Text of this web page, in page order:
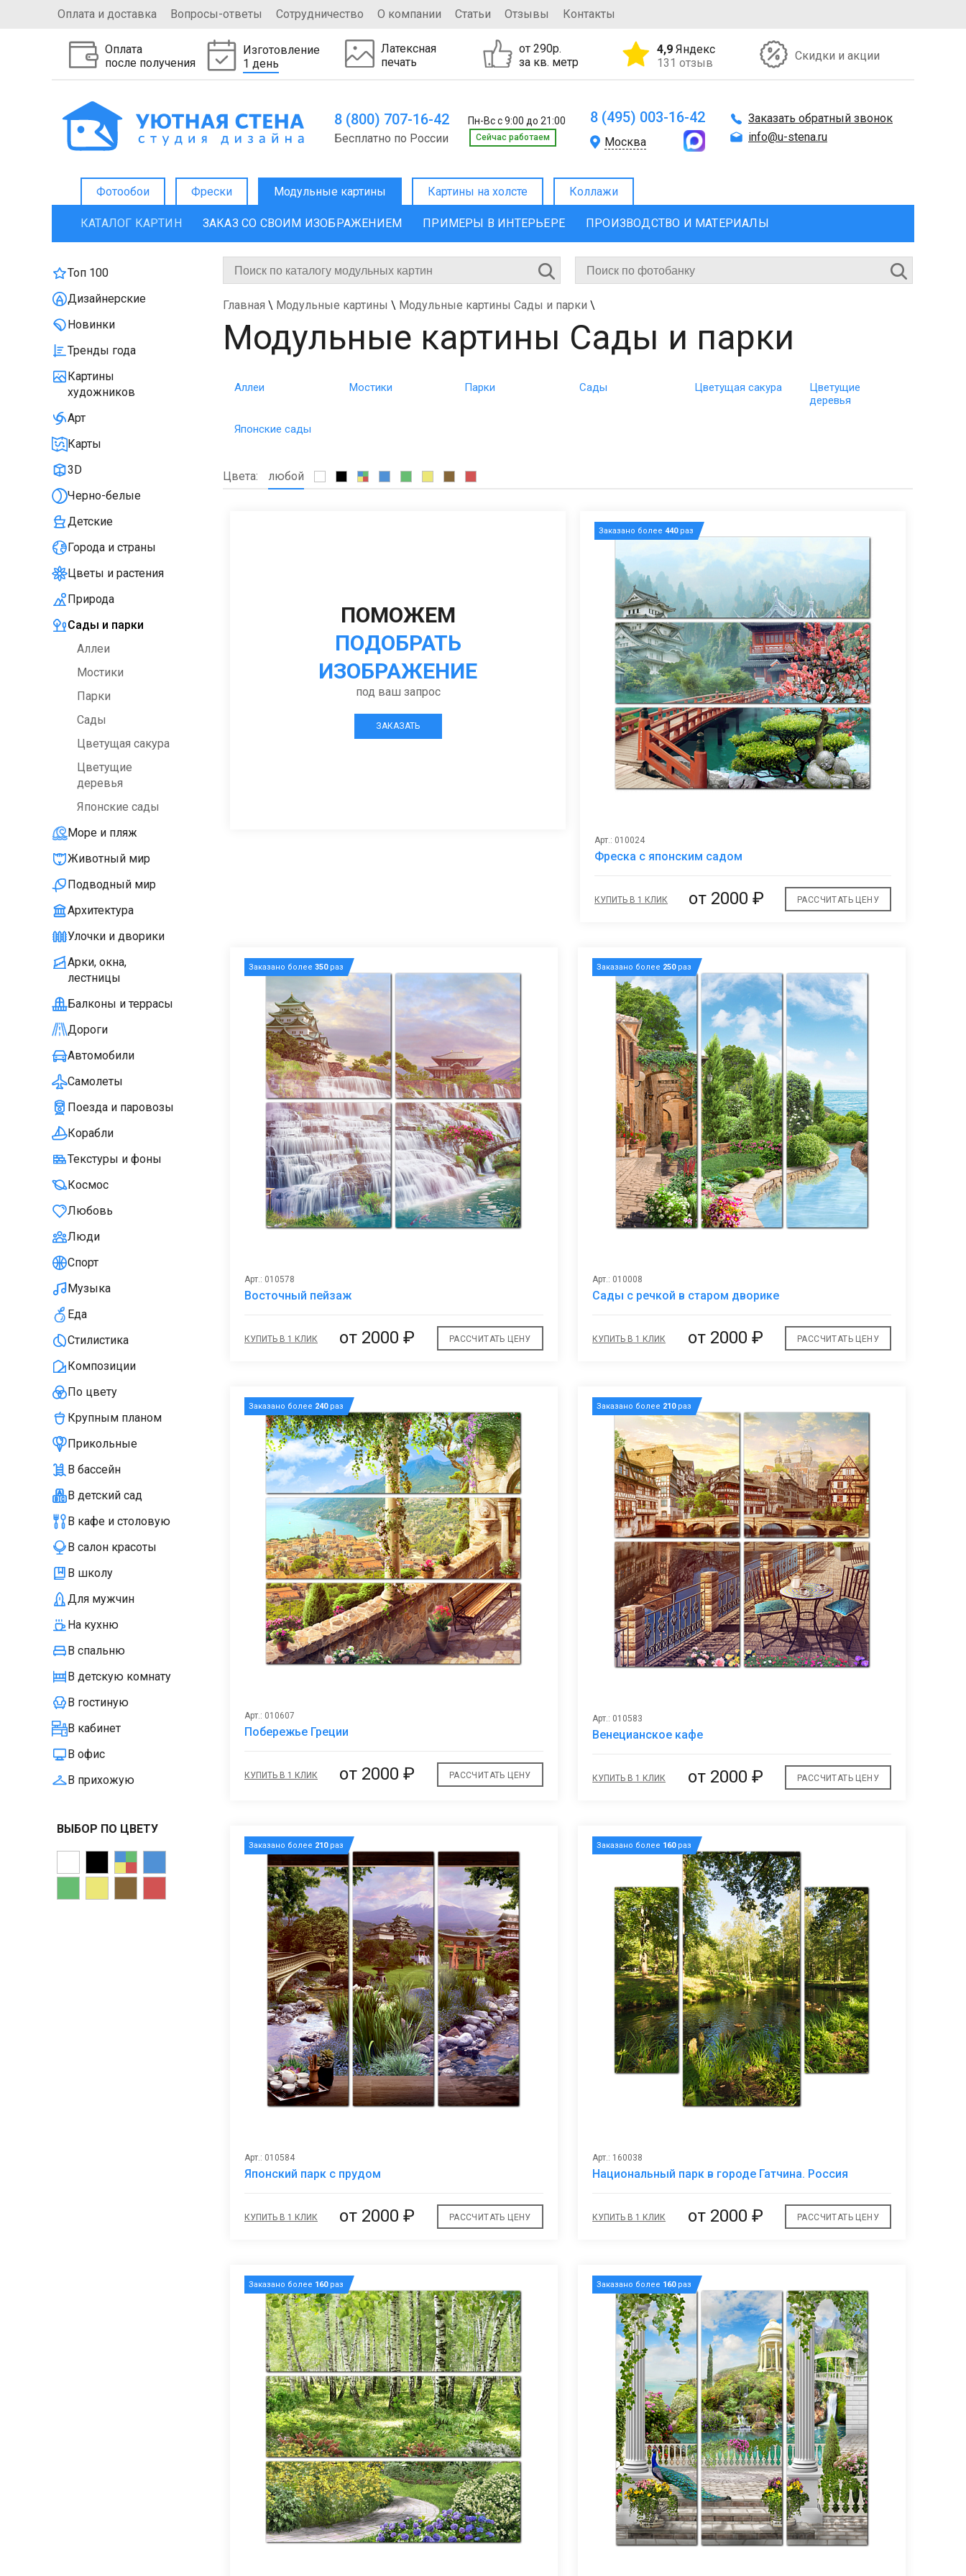
Оплата и доставка Вопросы-ответы Сотрудничество О компании Статьи Отзывы Контакты
Оплата
после получения
Изготовление
1 день
Латексная
печать
от 290р.
за кв. метр
4,9 Яндекс
131 отзыв
Скидки и акции
8 (800) 707-16-42 Пн-Вс с 9:00 до 21:00
Бесплатно по России Cейчас работаем
8 (495) 003-16-42
Москва
Заказать обратный звонок
info@u-stena.ru
Фотообои Фрески Модульные картины Картины на холсте Коллажи
КАТАЛОГ КАРТИН ЗАКАЗ СО СВОИМ ИЗОБРАЖЕНИЕМ ПРИМЕРЫ В ИНТЕРЬЕРЕ ПРОИЗВОДСТВО И МАТЕРИАЛЫ
Топ 100
Дизайнерские
Новинки
Тренды года
Картины
художников
Арт
Карты
3D
Черно-белые
Детские
Города и страны
Цветы и растения
Природа
Сады и парки
Аллеи
Мостики
Парки
Сады
Цветущая сакура
Цветущие
деревья
Японские сады
Море и пляж
Животный мир
Подводный мир
Архитектура
Улочки и дворики
Арки, окна,
лестницы
Балконы и террасы
Дороги
Автомобили
Самолеты
Поезда и паровозы
Корабли
Текстуры и фоны
Космос
Любовь
Люди
Спорт
Музыка
Еда
Стилистика
Композиции
По цвету
Крупным планом
Прикольные
В бассейн
В детский сад
В кафе и столовую
В салон красоты
В школу
Для мужчин
На кухню
В спальню
В детскую комнату
В гостиную
В кабинет
В офис
В прихожую
ВЫБОР ПО ЦВЕТУ
Главная \ Модульные картины \ Модульные картины Сады и парки \
Модульные картины Сады и парки
Аллеи Мостики Парки Сады Цветущая сакура
Цветущие
деревья
Японские сады
Цвета: любой
ПОМОЖЕМ
ПОДОБРАТЬ
ИЗОБРАЖЕНИЕ
под ваш запрос
ЗАКАЗАТЬ
Заказано более440раз
Арт.: 010024
Фреска с японским садом
КУПИТЬ В 1 КЛИК от 2000 ₽ РАССЧИТАТЬ ЦЕНУ
Заказано более 350раз
Арт.: 010578
Восточный пейзаж
избранное
КУПИТЬ В 1 КЛИК от 2000 ₽ РАССЧИТАТЬ ЦЕНУ
Заказано более 250раз
Арт.: 010008
Сады с речкой в старом дворике
КУПИТЬ В 1 КЛИК от 2000 ₽ РАССЧИТАТЬ ЦЕНУ
Заказано более 240раз
Арт.: 010607
Побережье Греции
избранное
КУПИТЬ В 1 КЛИК от 2000 ₽ РАССЧИТАТЬ ЦЕНУ
Заказано более 210раз
Арт.: 010583
Венецианское кафе
КУПИТЬ В 1 КЛИК от 2000 ₽ РАССЧИТАТЬ ЦЕНУ
Заказано более 210раз
Арт.: 010584
Японский парк с прудом
избранное
КУПИТЬ В 1 КЛИК от 2000 ₽ РАССЧИТАТЬ ЦЕНУ
Заказано более 160раз
Арт.: 160038
Национальный парк в городе Гатчина. Россия
КУПИТЬ В 1 КЛИК от 2000 ₽ РАССЧИТАТЬ ЦЕНУ
Заказано более 160раз Заказано более 160раз